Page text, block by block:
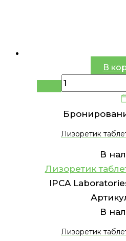
В
Лизоретик
В
Лизоретик
IPCA
В
Лизоретик